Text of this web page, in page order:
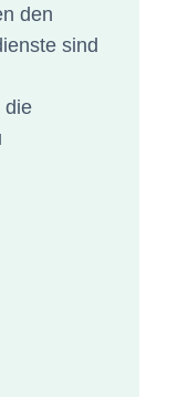
den
sind
die